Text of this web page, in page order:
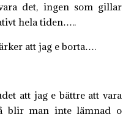
det, ingen som gillar
hela tiden…..
att jag e borta….
att jag e bättre att vara
blir man inte lämnad o